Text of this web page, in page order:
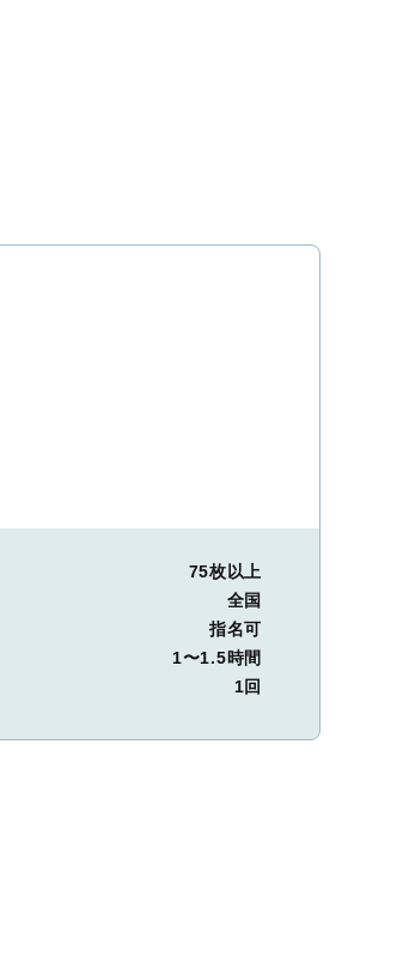
を残しつつも、おしゃれで洗練された仕
75枚以上
全国
指名可
1〜1.5時間
1回